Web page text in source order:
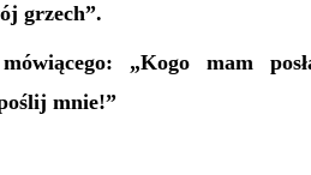
grzech”.
„Kogo mam
mnie!”